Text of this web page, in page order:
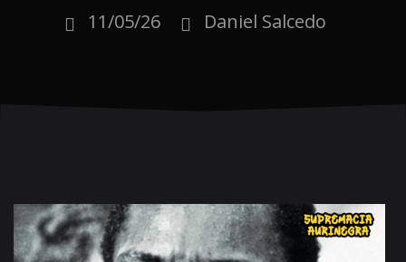
11/05/26 Daniel Salcedo